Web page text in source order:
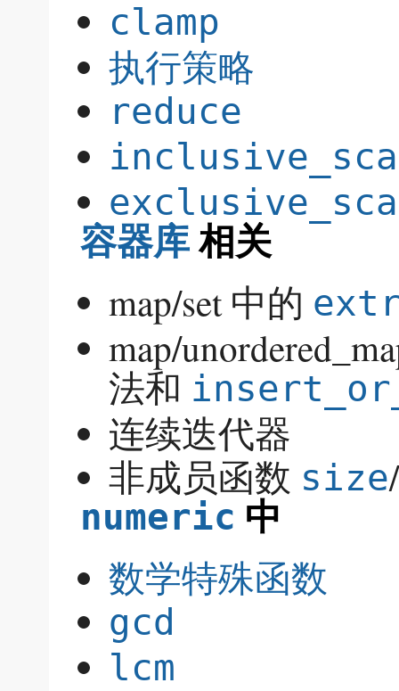
clamp
执行策略
reduce
容器库相关
map/set 中的
map/
法和
连续迭代器
非成员函数 size/
numeric 中
数学特殊函数
gcd
lcm